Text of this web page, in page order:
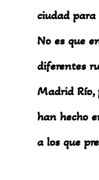
ciudad para
No es que
diferentes
Madrid Río,
han hecho
a los que